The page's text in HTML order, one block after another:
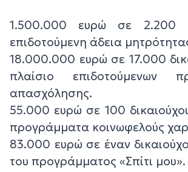
1.500.000 ευρώ σε 2.200
επιδοτούμενη άδεια
18.000.000 ευρώ σε 17.000
πλαίσιο επιδοτούμενων
απασχόλησης.
55.000 ευρώ σε 100
προγράμματα κοινωφελούς
83.000 ευρώ σε έναν
του προγράμματος «Σπίτι μου».